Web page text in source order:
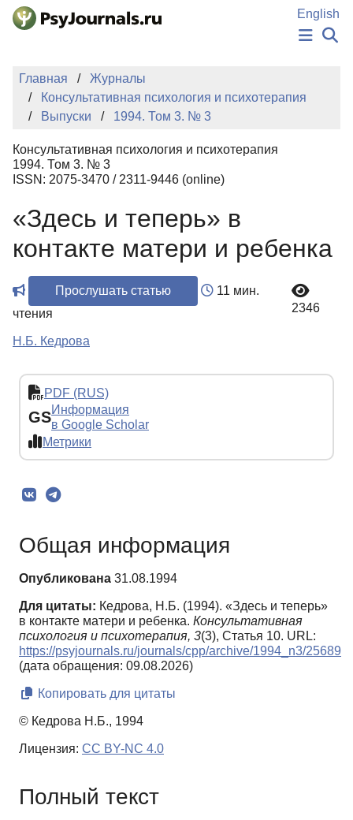
Перейти к основному содержанию
English
НОВОСТИ
АВТОРЫ
Регистрация
Главная
Журналы
Консультативная психология и психотерапия
Выпуски
1994. Том 3. № 3
Консультативная психология и психотерапия
1994. Том 3. № 3
ISSN: 2075-3470 / 2311-9446 (online)
«Здесь и теперь» в
контакте матери и ребенка
Прослушать статью
11 мин.
чтения
2346
Н.Б. Кедрова
PDF (RUS)
GSИнформация
в Google Scholar
Метрики
Общая информация
Опубликована 31.08.1994
Для цитаты: Кедрова, Н.Б. (1994). «Здесь и теперь»
в контакте матери и ребенка. Консультативная
психология и психотерапия, 3(3), Статья 10. URL:
https://psyjournals.ru/journals/cpp/archive/1994_n3/25689
(дата обращения: 09.08.2026)
Копировать для цитаты
© Кедрова Н.Б., 1994
Лицензия: CC BY-NC 4.0
Полный текст